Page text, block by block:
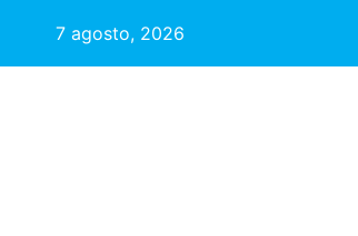
7 agosto, 2026